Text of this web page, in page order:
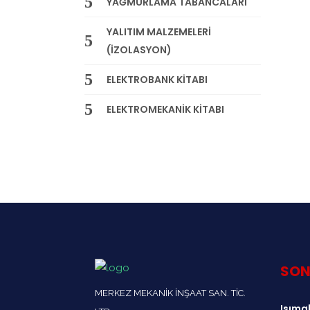
YALITIM MALZEMELERİ
(İZOLASYON)
ELEKTROBANK KİTABI
ELEKTROMEKANİK KİTABI
MERKEZ MEKANİK İNŞAAT SAN. TİC.